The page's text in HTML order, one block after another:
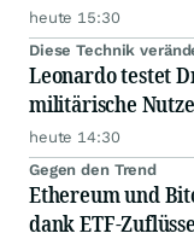
heute 15:30
Diese Technik
Leonardo testet
militärische
heute 14:30
Gegen den Trend
Ethereum und
dank ETF-